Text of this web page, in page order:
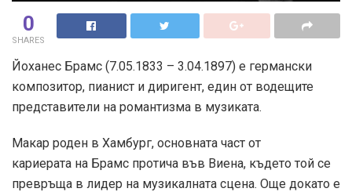
0
SHARES
Йоханес Брамс (7.05.1833 – 3.04.1897) е германски
композитор, пианист и диригент, един от водещите
представители на романтизма в музиката.
Макар роден в Хамбург, основната част от
кариерата на Брамс протича във Виена, където той се
превръща в лидер на музикалната сцена. Още докато е